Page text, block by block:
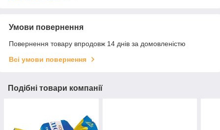
Умови повернення
Повернення товару впродовж 14 днів за домовленістю
Всі умови повернення
Подібні товари компанії